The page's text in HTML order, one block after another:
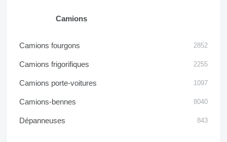
Camions
Camions fourgons 2852
Camions frigorifiques 2255
Camions porte-voitures 1097
Camions-bennes 8040
Dépanneuses 843